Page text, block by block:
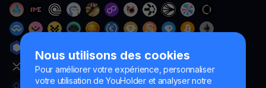
Nous utilisons des cookies
Pour améliorer votre expérience, personnaliser
votre utilisation de YouHolder et analyser notre